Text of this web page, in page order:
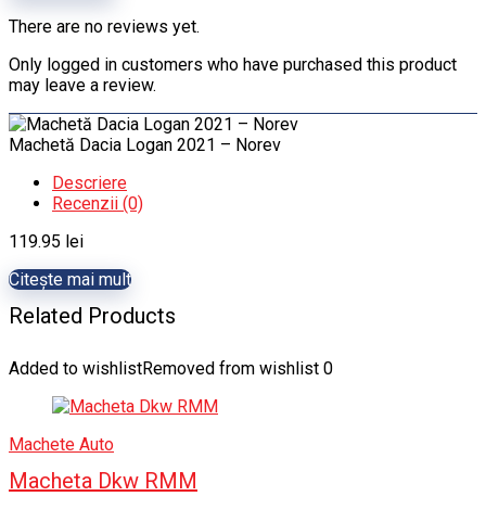
There are no reviews yet.
Only logged in customers who have purchased this product
may leave a review.
Machetă Dacia Logan 2021 – Norev
Descriere
Recenzii (0)
119.95 lei
Citește mai mult
Related Products
Added to wishlistRemoved from wishlist 0
Machete Auto
Macheta Dkw RMM